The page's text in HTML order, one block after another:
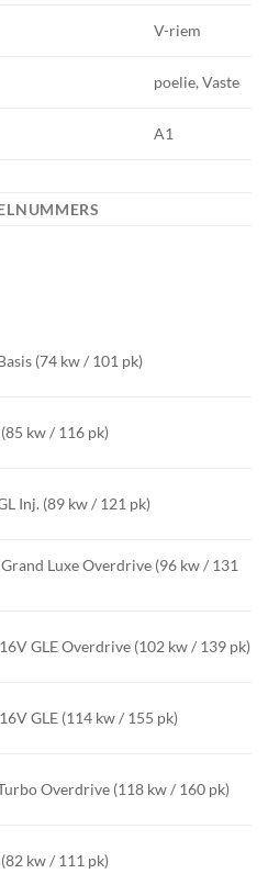
V-riem
poelie, Vaste
A1
(74 kw / 101 pk)
kw / 116 pk)
Inj. (89 kw / 121 pk)
Luxe Overdrive (96 kw / 131
GLE Overdrive (102 kw / 139 pk)
GLE (114 kw / 155 pk)
Overdrive (118 kw / 160 pk)
kw / 111 pk)